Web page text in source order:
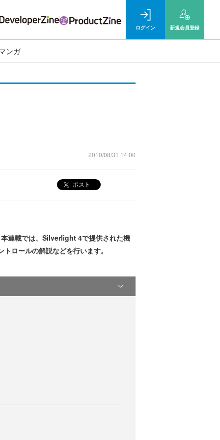
ログイン 新規会員登録
ンガ
2010/08/31 14:00
ポスト
連載では、Silverlight 4で提供された機
ロールの解説などを行います。